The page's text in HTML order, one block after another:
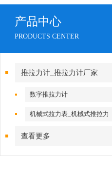
产品中心
PRODUCTS CENTER
推拉力计_推拉力计厂家
数字推拉力计
机械式拉力表_机械式推拉力
查看更多